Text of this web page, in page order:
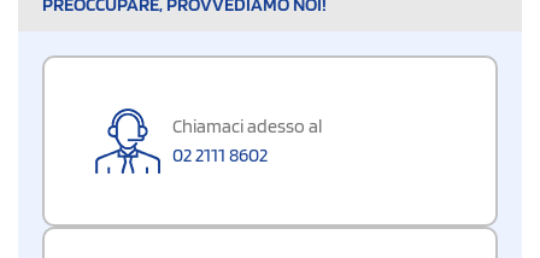
Chiamaci adesso al
02 2111 8602